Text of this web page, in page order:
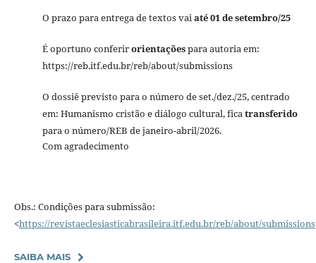
O prazo para entrega de textos vai até 01 de setembro/25
É oportuno conferirorientaçõespara autoria em:
https://reb.itf.edu.br/reb/about/submissions
O dossiê previsto para o número de set./dez./25, centrado
em: Humanismo cristão e diálogo cultural, fica transferido
para o número/REB de janeiro-abril/2026.
Com agradecimento
Obs.: Condições para submissão:
<https://revistaeclesiasticabrasileira.itf.edu.br/reb/about/submissions
SAIBA MAIS